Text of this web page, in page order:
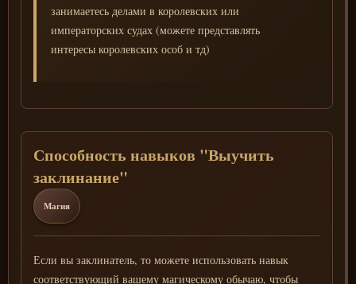
занимаетесь делами в королевских или
императорских судах (можете представлять
интересы королевских особ и тд)
Способность навыков "Выучить
заклинание"
Магия
Если вы заклинатель, то можете использовать навык
соответствующий вашему магическому обычаю, чтобы